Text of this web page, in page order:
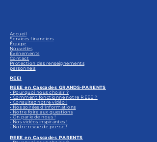
Accueil
Services financiers
Équipe
Nouvelles
Événements
Contact
Protection des renseignements
personnels
REEI
REEE en Cascades GRANDS-PARENTS
• Pourquoi nous choisir ?
• Comment fonctionne notre REEE ?
• Consultez notre vidéo !
• Nos soirées d'informations
• Notre foire aux questions
• On parle de nous !
• Nos vidéos inspirantes !
• Notre revue de presse !
REEE en Cascades PARENTS